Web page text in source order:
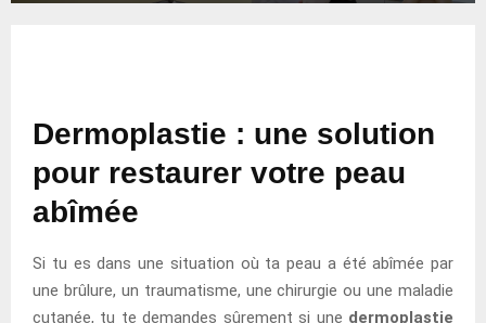
Dermoplastie : une solution
pour restaurer votre peau
abîmée
Si tu es dans une situation où ta peau a été abîmée par
une brûlure, un traumatisme, une chirurgie ou une maladie
cutanée, tu te demandes sûrement si une dermoplastie